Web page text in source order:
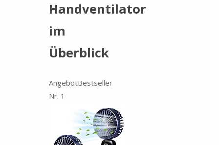
Handventilator
im
Überblick
AngebotBestseller
Nr. 1